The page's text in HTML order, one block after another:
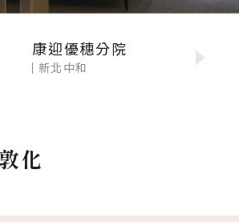
康迎優穗分院
新北中和
化